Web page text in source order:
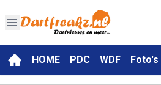
HOME PDC WDF Foto's